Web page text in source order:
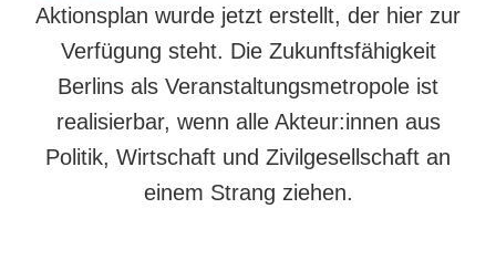
Aktionsplan wurde jetzt erstellt, der hier zur
Verfügung steht. Die Zukunftsfähigkeit
Berlins als Veranstaltungsmetropole ist
realisierbar, wenn alle Akteur:innen aus
Politik, Wirtschaft und Zivilgesellschaft an
einem Strang ziehen.